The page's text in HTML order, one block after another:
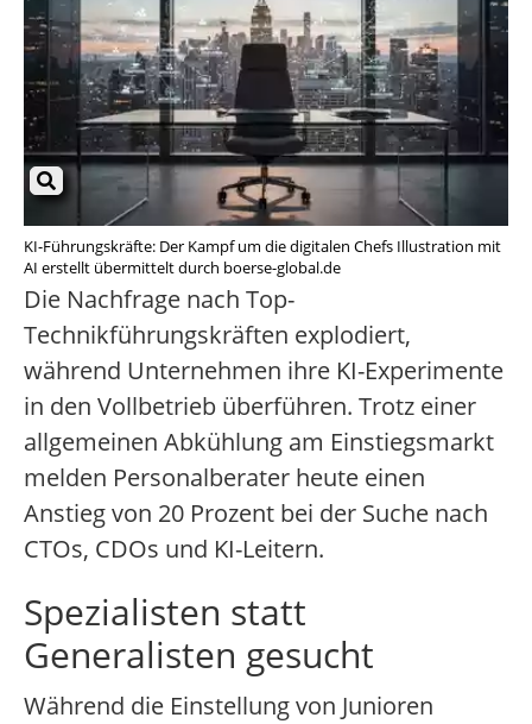
KI-Führungskräfte: Der Kampf um die digitalen Chefs Illustration mit
AI erstellt übermittelt durch boerse-global.de
Die Nachfrage nach Top-
Technikführungskräften explodiert,
während Unternehmen ihre KI-Experimente
in den Vollbetrieb überführen. Trotz einer
allgemeinen Abkühlung am Einstiegsmarkt
melden Personalberater heute einen
Anstieg von 20 Prozent bei der Suche nach
CTOs, CDOs und KI-Leitern.
Spezialisten statt
Generalisten gesucht
Während die Einstellung von Junioren